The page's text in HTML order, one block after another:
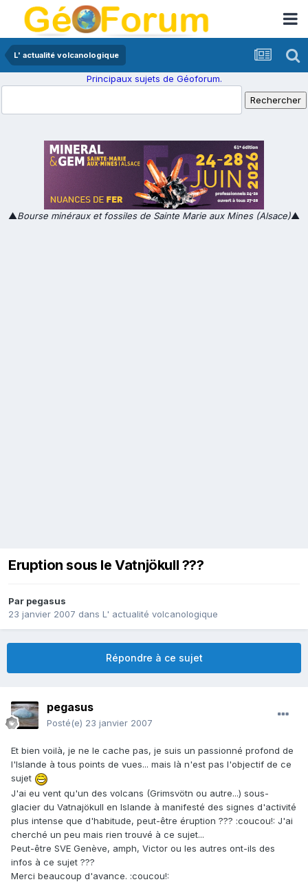
L' actualité volcanologique
Principaux sujets de Géoforum.
▲Bourse minéraux et fossiles de Sainte Marie aux Mines (Alsace)▲
Eruption sous le Vatnjökull ???
Par pegasus
23 janvier 2007 dans L' actualité volcanologique
Répondre à ce sujet
pegasus
Posté(e) 23 janvier 2007
Et bien voilà, je ne le cache pas, je suis un passionné profond de
l'Islande à tous points de vues... mais là n'est pas l'objectif de ce
sujet
J'ai eu vent qu'un des volcans (Grimsvötn ou autre...) sous-
glacier du Vatnajökull en Islande à manifesté des signes d'activité
plus intense que d'habitude, peut-être éruption ??? :coucou!: J'ai
cherché un peu mais rien trouvé à ce sujet...
Peut-être SVE Genève, amph, Victor ou les autres ont-ils des
infos à ce sujet ???
Merci beaucoup d'avance. :coucou!: